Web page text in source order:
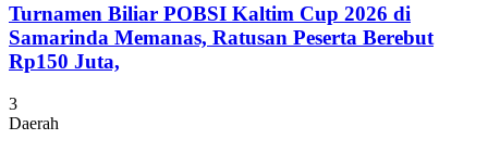
Turnamen Biliar POBSI Kaltim Cup 2026 di
Samarinda Memanas, Ratusan Peserta Berebut
Rp150 Juta,
3
Daerah